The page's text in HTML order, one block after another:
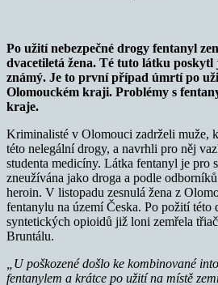
Po užití nebezpečné drogy fentanyl
dvacetiletá žena. Té tuto látku poskytl
známý. Je to první případ úmrtí po
Olomouckém kraji. Problémy s
kraje.
Kriminalisté v Olomouci zadrželi muže,
této nelegální drogy, a navrhli pro něj
studenta medicíny. Látka fentanyl je pro
zneužívána jako droga a podle
heroin. V listopadu zesnulá žena z
fentanylu na území Česka. Po požití této
syntetických opioidů již loni zemřela
Bruntálu.
„U poškozené došlo ke kombinované
fentanylem a krátce po užití na místě